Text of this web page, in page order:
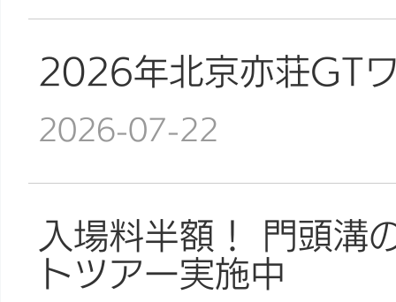
2026年北京亦荘GT
2026-07-22
入場料半額！ 門頭溝
トツアー実施中